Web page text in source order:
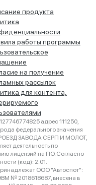
продукта
работы программы
на получение
рассылок
для контента,
адрес 111250,
федерального значения
ЗАВОДА СЕРП И МОЛОТ,
деятельность по
лицензий на ПО. Согласно
(код): 2.01.
ООО "Автоспот":
№ 2018618687, внесена в